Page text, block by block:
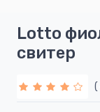
Lotto
свитер
(